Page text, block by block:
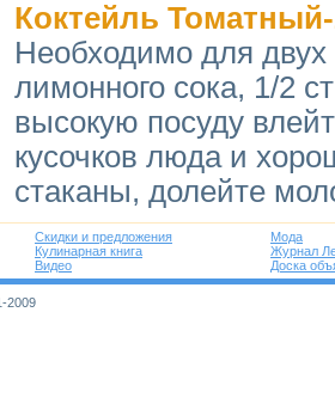
Коктейль
Необходимо для двух
лимонного сока, 1/2
высокую посуду
кусочков люда и
стаканы, долейте
Скидки и предложения
Мода
Кулинарная книга
Журнал
Видео Доска
2009